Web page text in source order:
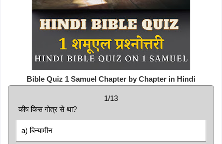
Bible Quiz 1 Samuel Chapter by Chapter in Hindi
1/13
कीष किस गोत्र से था?
a) बिन्यामीन